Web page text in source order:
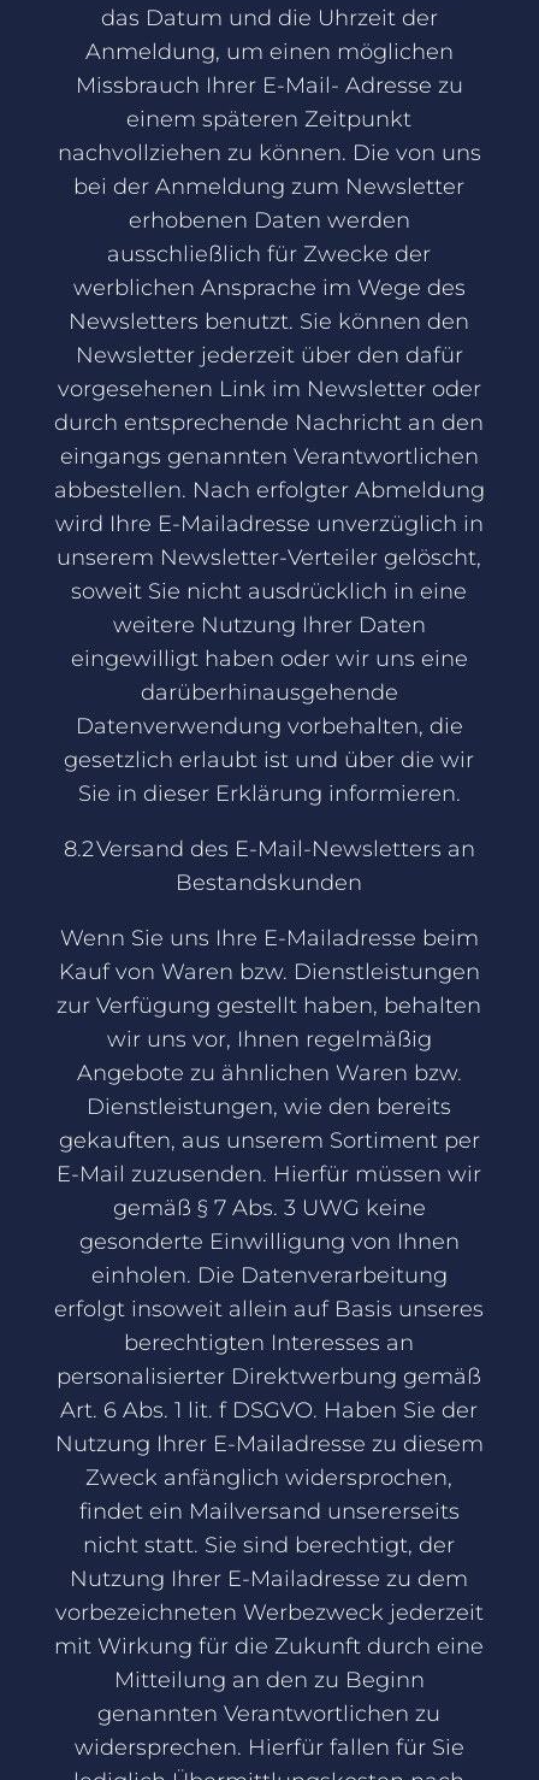
das Datum und die Uhrzeit der
Anmeldung, um einen möglichen
Missbrauch Ihrer E-Mail- Adresse zu
einem späteren Zeitpunkt
nachvollziehen zu können. Die von uns
bei der Anmeldung zum Newsletter
erhobenen Daten werden
ausschließlich für Zwecke der
werblichen Ansprache im Wege des
Newsletters benutzt. Sie können den
Newsletter jederzeit über den dafür
vorgesehenen Link im Newsletter oder
durch entsprechende Nachricht an den
eingangs genannten Verantwortlichen
abbestellen. Nach erfolgter Abmeldung
wird Ihre E-Mailadresse unverzüglich in
unserem Newsletter-Verteiler gelöscht,
soweit Sie nicht ausdrücklich in eine
weitere Nutzung Ihrer Daten
eingewilligt haben oder wir uns eine
darüberhinausgehende
Datenverwendung vorbehalten, die
gesetzlich erlaubt ist und über die wir
Sie in dieser Erklärung informieren.
8.2 Versand des E-Mail-Newsletters an
Bestandskunden
Wenn Sie uns Ihre E-Mailadresse beim
Kauf von Waren bzw. Dienstleistungen
zur Verfügung gestellt haben, behalten
wir uns vor, Ihnen regelmäßig
Angebote zu ähnlichen Waren bzw.
Dienstleistungen, wie den bereits
gekauften, aus unserem Sortiment per
E-Mail zuzusenden. Hierfür müssen wir
gemäß § 7 Abs. 3 UWG keine
gesonderte Einwilligung von Ihnen
einholen. Die Datenverarbeitung
erfolgt insoweit allein auf Basis unseres
berechtigten Interesses an
personalisierter Direktwerbung gemäß
Art. 6 Abs. 1 lit. f DSGVO. Haben Sie der
Nutzung Ihrer E-Mailadresse zu diesem
Zweck anfänglich widersprochen,
findet ein Mailversand unsererseits
nicht statt. Sie sind berechtigt, der
Nutzung Ihrer E-Mailadresse zu dem
vorbezeichneten Werbezweck jederzeit
mit Wirkung für die Zukunft durch eine
Mitteilung an den zu Beginn
genannten Verantwortlichen zu
widersprechen. Hierfür fallen für Sie